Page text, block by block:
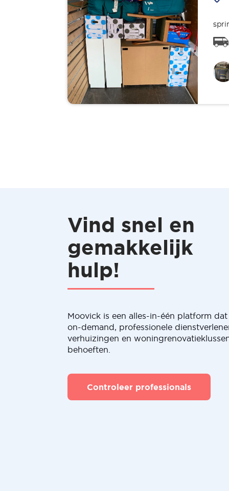
Vind snel en
gemakkelijk
hulp!
Moovick is een alles-in-één platform
on-demand, professionele
verhuizingen en
behoeften.
Controleer professionals